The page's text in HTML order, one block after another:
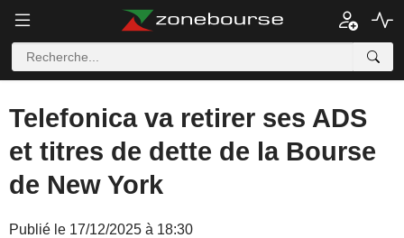
Telefonica va retirer ses ADS
et titres de dette de la Bourse
de New York
Publié le 17/12/2025 à 18:30